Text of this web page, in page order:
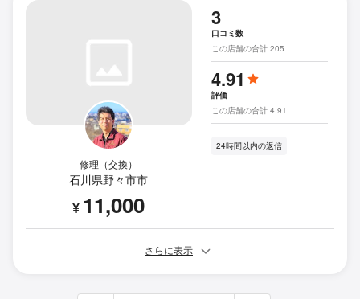
修理（交換）
石川県野々市市
¥ 11,000
3
口コミ数
この店舗の合計 205
4.91
評価
この店舗の合計 4.91
24時間以内の返信
さらに表示